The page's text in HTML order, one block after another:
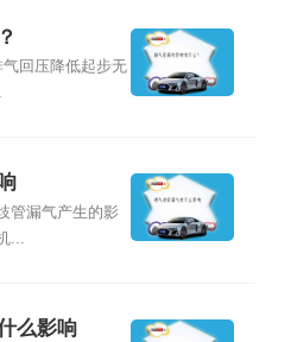
回压降低起步无
管漏气产生的影
...
么影响